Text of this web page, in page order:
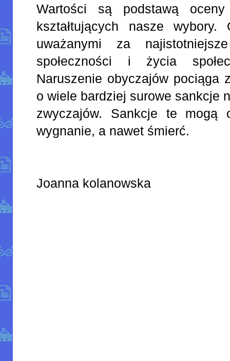
Wartości są podstawą oceny
kształtujących nasze
uważanymi za
społeczności i życia
Naruszenie obyczajów pociąga
o wiele bardziej surowe sankcje
zwyczajów. Sankcje te mogą
wygnanie, a nawet śmierć.
Joanna kolanowska